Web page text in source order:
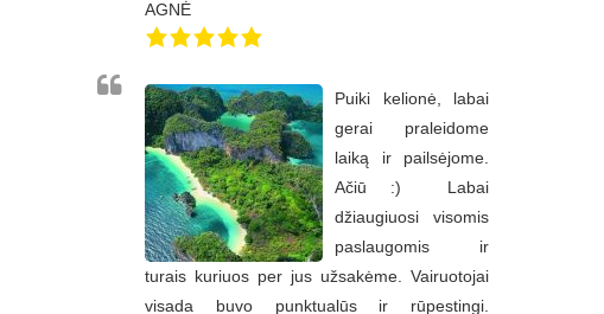
AGNĖ
Puiki kelionė, labai
gerai praleidome
laiką ir pailsėjome.
Ačiū :) Labai
džiaugiuosi visomis
paslaugomis ir
turais kuriuos per jus užsakėme. Vairuotojai
visada buvo punktualūs ir rūpestingi.